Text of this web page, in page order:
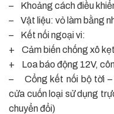
– Khoảng cách điều
– Vật liệu: vỏ làm bằng
– Kết nối ngoại vi:
+ Cảm biến chống xô
+ Loa báo động 12V,
– Cổng kết nối bộ tời –
cửa cuốn loại sử dụng
chuyển đổi)